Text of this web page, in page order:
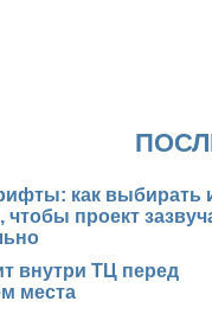
как выбирать
чтобы проект
внутри ТЦ перед
места